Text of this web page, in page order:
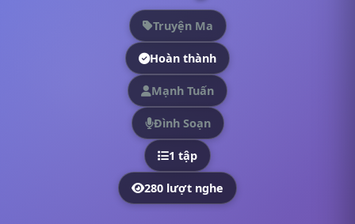
Truyện Ma
Hoàn thành
Mạnh Tuấn
Đình Soạn
1 tập
280 lượt nghe